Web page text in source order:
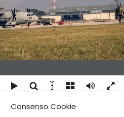
Consenso Cookie